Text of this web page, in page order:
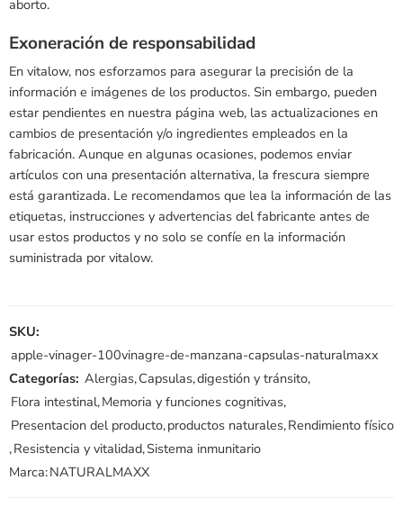
aborto.
Exoneración de responsabilidad
En vitalow, nos esforzamos para asegurar la precisión de la
información e imágenes de los productos. Sin embargo, pueden
estar pendientes en nuestra página web, las actualizaciones en
cambios de presentación y/o ingredientes empleados en la
fabricación. Aunque en algunas ocasiones, podemos enviar
artículos con una presentación alternativa, la frescura siempre
está garantizada. Le recomendamos que lea la información de las
etiquetas, instrucciones y advertencias del fabricante antes de
usar estos productos y no solo se confíe en la información
suministrada por vitalow.
SKU:
apple-vinager-100vinagre-de-manzana-capsulas-naturalmaxx
Categorías: Alergias,Capsulas,digestión y tránsito,
Flora intestinal,Memoria y funciones cognitivas,
Presentacion del producto,productos naturales,Rendimiento físico
,Resistencia y vitalidad,Sistema inmunitario
Marca:NATURALMAXX